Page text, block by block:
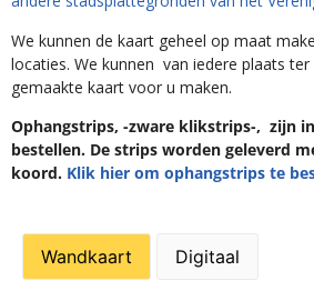
We kunnen de kaart geheel op maat
locaties. We kunnen van iedere plaats
gemaakte kaart voor u maken.
Ophangstrips, -zware klikstrips-, zijn
bestellen. De strips worden geleverd
koord. Klik hier om ophangstrips te
Wandkaart Digitaal